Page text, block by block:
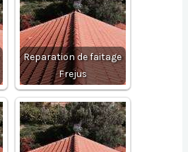
Reparation de faitage
Frejus